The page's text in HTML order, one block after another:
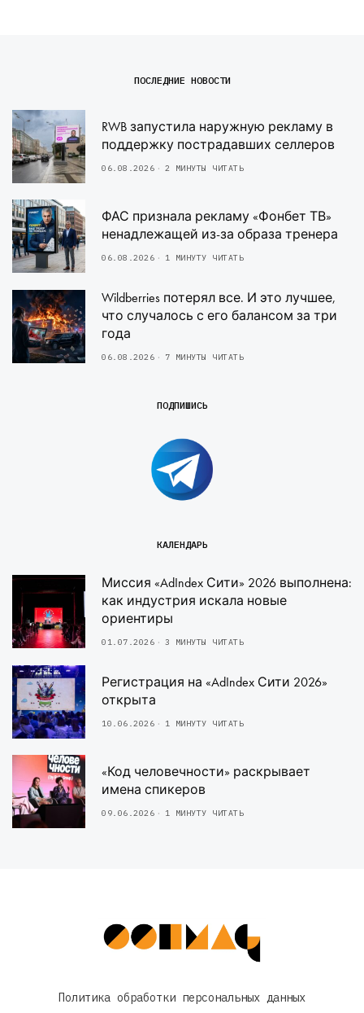
ПОСЛЕДНИЕ НОВОСТИ
RWB запустила наружную рекламу в
поддержку пострадавших селлеров
06.08.2026 2 МИНУТЫ ЧИТАТЬ
ФАС признала рекламу «Фонбет ТВ»
ненадлежащей из-за образа тренера
06.08.2026 1 МИНУТУ ЧИТАТЬ
Wildberries потерял все. И это лучшее,
что случалось с его балансом за три
года
06.08.2026 7 МИНУТЫ ЧИТАТЬ
ПОДПИШИСЬ
КАЛЕНДАРЬ
Миссия «AdIndex Сити» 2026 выполнена:
как индустрия искала новые
ориентиры
01.07.2026 3 МИНУТЫ ЧИТАТЬ
Регистрация на «AdIndex Сити 2026»
открыта
10.06.2026 1 МИНУТУ ЧИТАТЬ
«Код человечности» раскрывает
имена спикеров
09.06.2026 1 МИНУТУ ЧИТАТЬ
Политика обработки персональных данных